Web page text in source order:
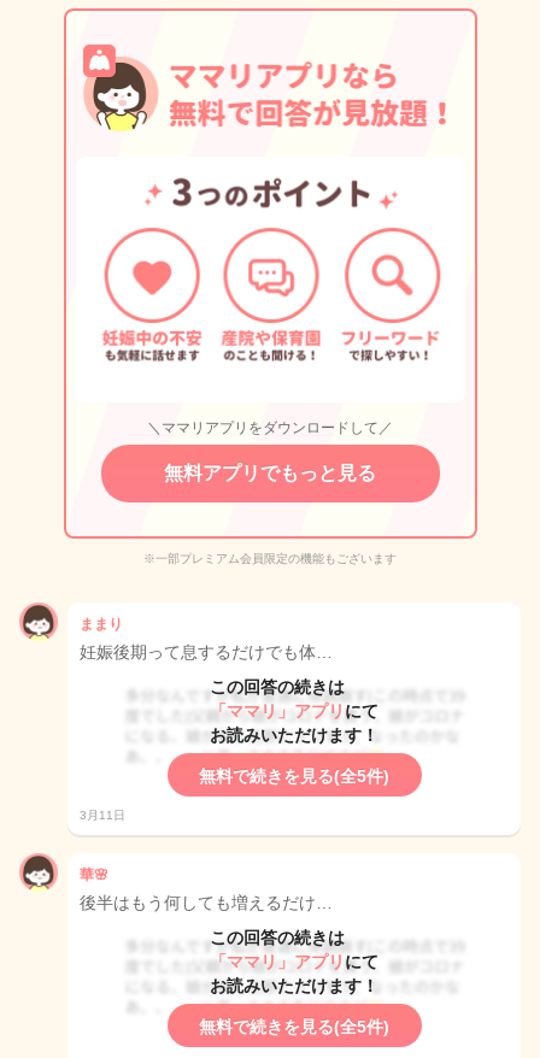
＼ママリアプリをダウンロードして／
無料アプリでもっと見る
※一部プレミアム会員限定の機能もございます
ままり
妊娠後期って息するだけでも体…
この回答の続きは
「ママリ」アプリ にて
お読みいただけます！
無料で続きを見る(全5件)
3月11日
華🌸
後半はもう何しても増えるだけ…
この回答の続きは
「ママリ」アプリ にて
お読みいただけます！
無料で続きを見る(全5件)